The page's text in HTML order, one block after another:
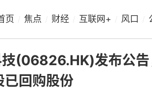
页 焦点 财经 互联网+ 风口
技(06826.HK)发布公
回购股份